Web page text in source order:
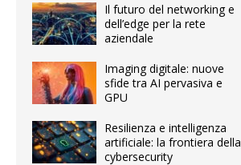
Il futuro del networking e
dell’edge per la rete
aziendale
Imaging digitale: nuove
sfide tra AI pervasiva e
GPU
Resilienza e intelligenza
artificiale: la frontiera della
cybersecurity